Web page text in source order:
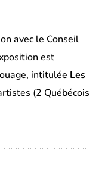
avec le Conseil
est
intitulée Les
(2 Québécois